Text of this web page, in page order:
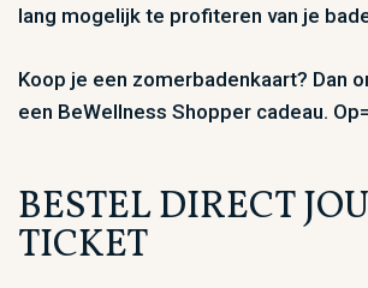
lang mogelijk te profiteren van je
Koop je een zomerbadenkaart? Dan
een BeWellness Shopper cadeau.
BESTEL DIRECT
TICKET